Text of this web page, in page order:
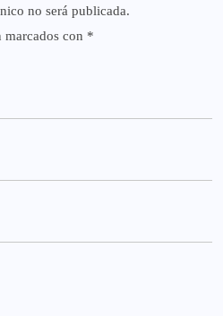
no será publicada.
marcados con *